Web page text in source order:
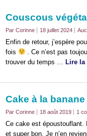
Couscous
Par Corinne 18 juillet 2024
Enfin de retour, j’espère
fois
. Ce n’est pas
trouver du temps … Lire
Cake à la banane
Par Corinne 18 août 2019 1
Ce cake est époustouflant.
et super bon. Je n’en